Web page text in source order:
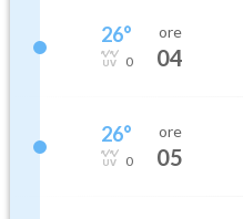
26°
0
ore
04
26°
0
ore
05